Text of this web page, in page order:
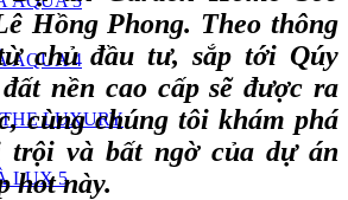
AQUA 4
LUXURY
LUX 5
Hồng Phong. Theo thông
chủ đầu tư, sắp tới Qúy
nền cao cấp sẽ được ra
cùng chúng tôi khám phá
trội và bất ngờ của dự án
hot này.